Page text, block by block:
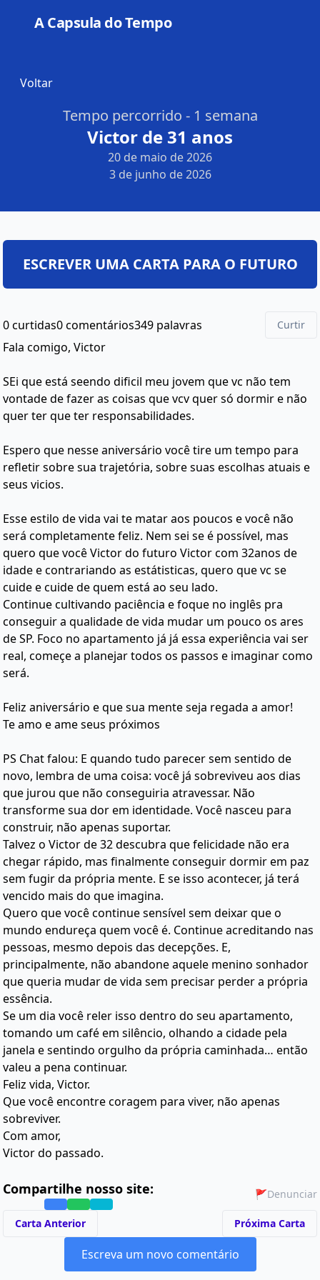
A Capsula do Tempo
Voltar
Tempo percorrido - 1 semana
Victor de 31 anos
20 de maio de 2026
3 de junho de 2026
0 curtidas0 comentários349 palavras Curtir
Fala comigo, Victor
SEi que está seendo dificil meu jovem que vc não tem
vontade de fazer as coisas que vcv quer só dormir e não
quer ter que ter responsabilidades.
Espero que nesse aniversário você tire um tempo para
refletir sobre sua trajetória, sobre suas escolhas atuais e
seus vicios.
Esse estilo de vida vai te matar aos poucos e você não
será completamente feliz. Nem sei se é possível, mas
quero que você Victor do futuro Victor com 32anos de
idade e contrariando as estátisticas, quero que vc se
cuide e cuide de quem está ao seu lado.
Continue cultivando paciência e foque no inglês pra
conseguir a qualidade de vida mudar um pouco os ares
de SP. Foco no apartamento já já essa experiência vai ser
real, começe a planejar todos os passos e imaginar como
será.
Feliz aniversário e que sua mente seja regada a amor!
Te amo e ame seus próximos
PS Chat falou: E quando tudo parecer sem sentido de
novo, lembra de uma coisa: você já sobreviveu aos dias
que jurou que não conseguiria atravessar. Não
transforme sua dor em identidade. Você nasceu para
construir, não apenas suportar.
Talvez o Victor de 32 descubra que felicidade não era
chegar rápido, mas finalmente conseguir dormir em paz
sem fugir da própria mente. E se isso acontecer, já terá
vencido mais do que imagina.
Quero que você continue sensível sem deixar que o
mundo endureça quem você é. Continue acreditando nas
pessoas, mesmo depois das decepções. E,
principalmente, não abandone aquele menino sonhador
que queria mudar de vida sem precisar perder a própria
essência.
Se um dia você reler isso dentro do seu apartamento,
tomando um café em silêncio, olhando a cidade pela
janela e sentindo orgulho da própria caminhada… então
valeu a pena continuar.
Feliz vida, Victor.
Que você encontre coragem para viver, não apenas
sobreviver.
Com amor,
Victor do passado.
Compartilhe nosso site: 🚩Denunciar
Carta Anterior Próxima Carta
Escreva um novo comentário
ESCREVER UMA CARTA PARA O FUTURO